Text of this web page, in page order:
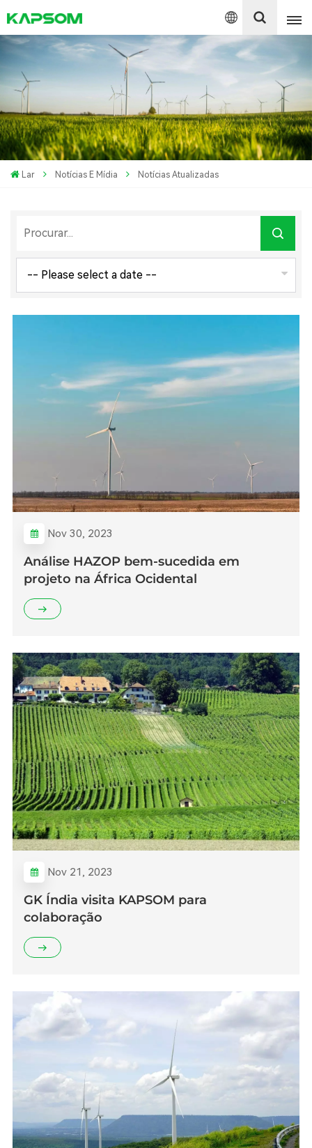
English
Español
Polski
Lar Notícias E Mídia Notícias Atualizadas
Nov 30, 2023
Análise HAZOP bem-sucedida em
projeto na África Ocidental
Nov 21, 2023
GK Índia visita KAPSOM para
colaboração